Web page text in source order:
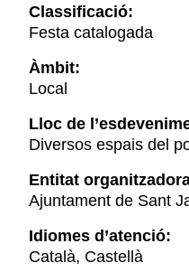
Classificació:
Festa catalogada
Àmbit:
Local
Lloc de
Diversos espais del
Entitat
Ajuntament de Sant
Idiomes d’atenció:
Català, Castellà